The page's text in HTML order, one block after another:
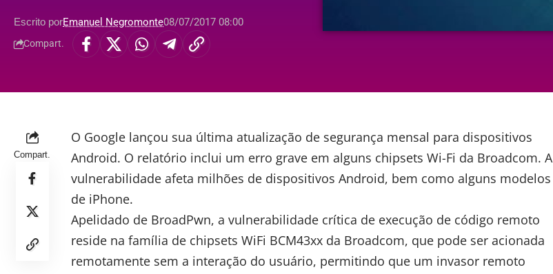
Escrito porEmanuel Negromonte08/07/2017 08:00
Compart.
Compart.
O Google lançou sua última atualização de segurança mensal para dispositivos
Android. O relatório inclui um erro grave em alguns chipsets Wi-Fi da Broadcom. A
vulnerabilidade afeta milhões de dispositivos Android, bem como alguns modelos
de iPhone.
Apelidado de BroadPwn, a vulnerabilidade crítica de execução de código remoto
reside na família de chipsets WiFi BCM43xx da Broadcom, que pode ser acionada
remotamente sem a interação do usuário, permitindo que um invasor remoto